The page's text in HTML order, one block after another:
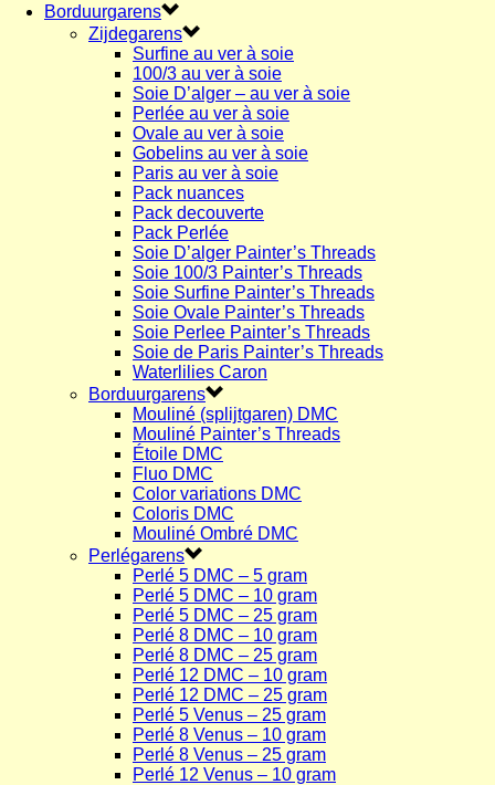
Borduurgarens
Zijdegarens
Surfine au ver à soie
100/3 au ver à soie
Soie D’alger – au ver à soie
Perlée au ver à soie
Ovale au ver à soie
Gobelins au ver à soie
Paris au ver à soie
Pack nuances
Pack decouverte
Pack Perlée
Soie D’alger Painter’s Threads
Soie 100/3 Painter’s Threads
Soie Surfine Painter’s Threads
Soie Ovale Painter’s Threads
Soie Perlee Painter’s Threads
Soie de Paris Painter’s Threads
Waterlilies Caron
Borduurgarens
Mouliné (splijtgaren) DMC
Mouliné Painter’s Threads
Étoile DMC
Fluo DMC
Color variations DMC
Coloris DMC
Mouliné Ombré DMC
Perlégarens
Perlé 5 DMC – 5 gram
Perlé 5 DMC – 10 gram
Perlé 5 DMC – 25 gram
Perlé 8 DMC – 10 gram
Perlé 8 DMC – 25 gram
Perlé 12 DMC – 10 gram
Perlé 12 DMC – 25 gram
Perlé 5 Venus – 25 gram
Perlé 8 Venus – 10 gram
Perlé 8 Venus – 25 gram
Perlé 12 Venus – 10 gram